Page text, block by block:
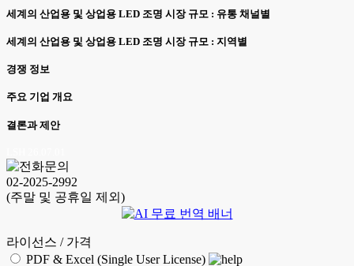
세계의 산업용 및 상업용 LED 조명 시장 규모 : 유통 채널별
세계의 산업용 및 상업용 LED 조명 시장 규모 : 지역별
경쟁 정보
주요 기업 개요
결론과 제안
02-2025-2992
(주말 및 공휴일 제외)
라이선스 / 가격
PDF & Excel (Single User License)